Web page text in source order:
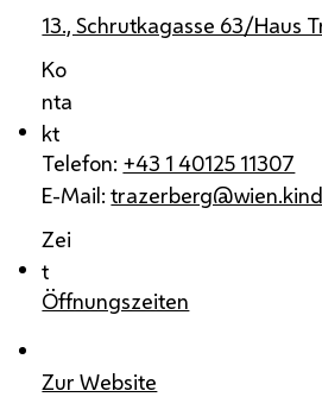
13., Schrutkagasse 63/Haus
Ko
nta
kt
Telefon: +43 1 40125 11307
E-Mail:
Zei
t
Öffnungszeiten
Zur Website